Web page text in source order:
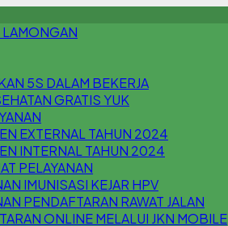
5S DALAM BEKERJA
GRATIS YUK
EXTERNAL TAHUN 2024
INTERNAL TAHUN 2024
PELAYANAN
IMUNISASI KEJAR HPV
PENDAFTARAN RAWAT JALAN
ONLINE MELALUI JKN MOBILE